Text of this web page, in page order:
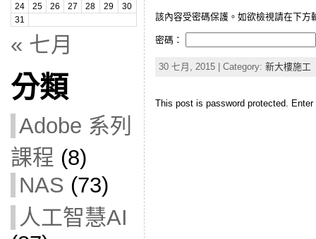
24
25 26 27 28 29
30
31
« 七月
分類
Adobe 系列
課程 (8)
NAS (73)
人工智慧AI
該內容受密碼保護。如欲檢視請在下方
密碼：
30 七月, 2015 | Category: 新大樓施工
This post is password protected.